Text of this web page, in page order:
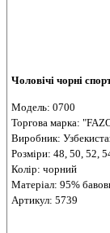
Чоловічі чорні
Модель: 0700
Торгова марка:
Виробник:
Розміри: 48, 50, 52,
Колір: чорний
Матеріал: 95%
Артикул: 5739